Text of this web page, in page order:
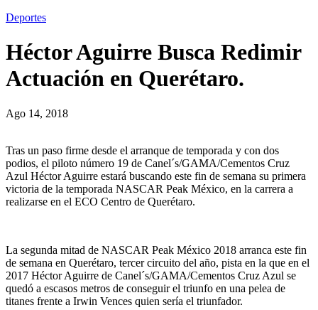
Deportes
Héctor Aguirre Busca Redimir
Actuación en Querétaro.
Ago 14, 2018
Tras un paso firme desde el arranque de temporada y con dos
podios, el piloto número 19 de Canel´s/GAMA/Cementos Cruz
Azul Héctor Aguirre estará buscando este fin de semana su primera
victoria de la temporada NASCAR Peak México, en la carrera a
realizarse en el ECO Centro de Querétaro.
La segunda mitad de NASCAR Peak México 2018 arranca este fin
de semana en Querétaro, tercer circuito del año, pista en la que en el
2017 Héctor Aguirre de Canel´s/GAMA/Cementos Cruz Azul se
quedó a escasos metros de conseguir el triunfo en una pelea de
titanes frente a Irwin Vences quien sería el triunfador.